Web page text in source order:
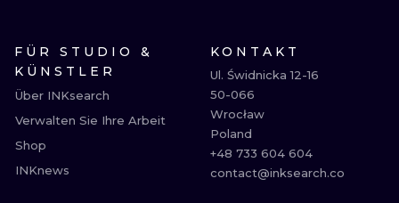
FÜR STUDIO &
KÜNSTLER
Über INKsearch
Verwalten Sie Ihre Arbeit
Shop
INKnews
KONTAKT
Ul. Świdnicka 12-16
50-066
Wrocław
Poland
+48 733 604 604
contact@inksearch.co